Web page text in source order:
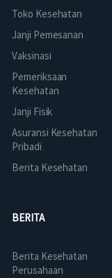
Toko Kesehatan
Janji Pemesanan
Vaksinasi
Pemeriksaan
Kesehatan
Janji Fisik
Asuransi Kesehatan
Pribadi
Berita Kesehatan
BERITA
Berita Kesehatan
Perusahaan